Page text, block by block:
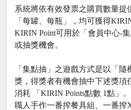
系統將依有效發票之購買數量提
「每罐、每瓶」，均可獲得
KIRIN Point可用於「會員中心-
或抽獎機會。
「集點抽」之遊戲方式是以「
獎，得獎者有機會抽中下述獎項
消耗 「KIRIN Points點數 1點」
職人手作一番搾餐具組、一番搾